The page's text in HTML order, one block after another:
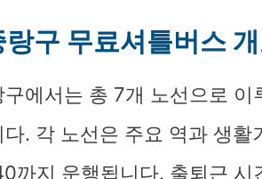
랑구 무료셔틀버스
구에서는 총 7개 노선으로
다. 각 노선은 주요 역과 생
까지 운행됩니다. 출퇴근